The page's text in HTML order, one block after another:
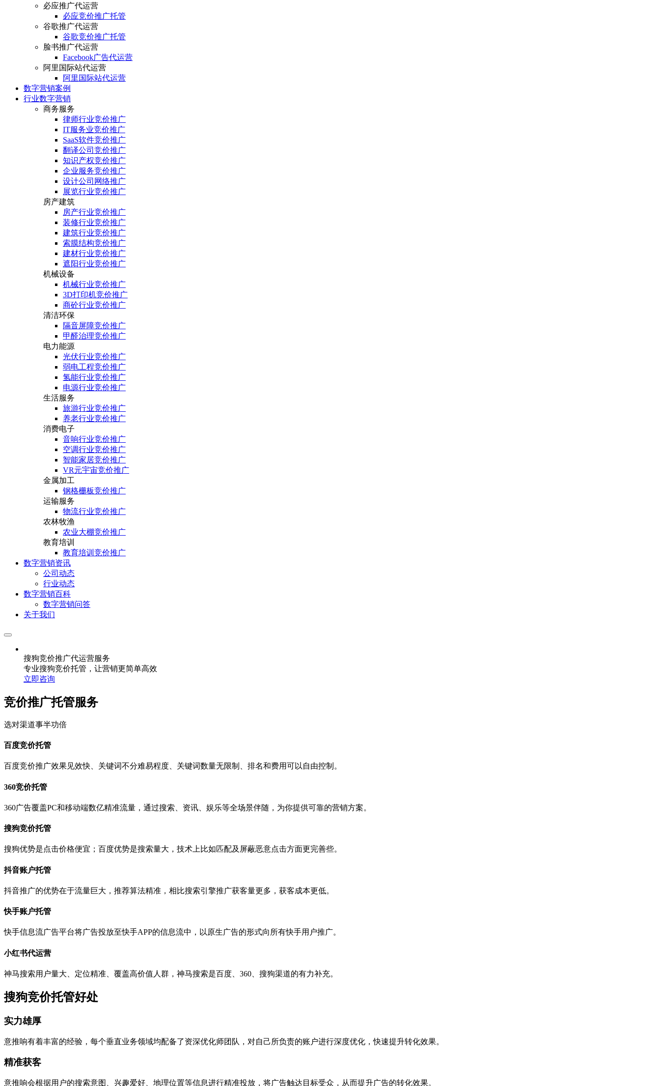
必应推广代运营
必应竞价推广托管
谷歌推广代运营
谷歌竞价推广托管
脸书推广代运营
Facebook广告代运营
阿里国际站代运营
阿里国际站代运营
数字营销案例
行业数字营销
商务服务
律师行业竞价推广
IT服务业竞价推广
SaaS软件竞价推广
翻译公司竞价推广
知识产权竞价推广
企业服务竞价推广
设计公司网络推广
展览行业竞价推广
房产建筑
房产行业竞价推广
装修行业竞价推广
建筑行业竞价推广
索膜结构竞价推广
建材行业竞价推广
遮阳行业竞价推广
机械设备
机械行业竞价推广
3D打印机竞价推广
商砼行业竞价推广
清洁环保
隔音屏障竞价推广
甲醛治理竞价推广
电力能源
光伏行业竞价推广
弱电工程竞价推广
氢能行业竞价推广
电源行业竞价推广
生活服务
旅游行业竞价推广
养老行业竞价推广
消费电子
音响行业竞价推广
空调行业竞价推广
智能家居竞价推广
VR元宇宙竞价推广
金属加工
钢格栅板竞价推广
运输服务
物流行业竞价推广
农林牧渔
农业大棚竞价推广
教育培训
教育培训竞价推广
数字营销资讯
公司动态
行业动态
数字营销百科
数字营销问答
关于我们
搜狗竞价推广代运营服务
专业搜狗竞价托管，让营销更简单高效
立即咨询
竞价推广托管服务
选对渠道事半功倍
百度竞价托管
百度竞价推广效果见效快、关键词不分难易程度、关键词数量无限制、排名和费用可以自由控制。
360竞价托管
360广告覆盖PC和移动端数亿精准流量，通过搜索、资讯、娱乐等全场景伴随，为你提供可靠的营销方案。
搜狗竞价托管
搜狗优势是点击价格便宜；百度优势是搜索量大，技术上比如匹配及屏蔽恶意点击方面更完善些。
抖音账户托管
抖音推广的优势在于流量巨大，推荐算法精准，相比搜索引擎推广获客量更多，获客成本更低。
快手账户托管
快手信息流广告平台将广告投放至快手APP的信息流中，以原生广告的形式向所有快手用户推广。
小红书代运营
神马搜索用户量大、定位精准、覆盖高价值人群，神马搜索是百度、360、搜狗渠道的有力补充。
搜狗竞价托管好处
实力雄厚
意推响有着丰富的经验，每个垂直业务领域均配备了资深优化师团队，对自己所负责的账户进行深度优化，快速提升转化效果。
精准获客
意推响会根据用户的搜索意图、兴趣爱好、地理位置等信息进行精准投放，将广告触达目标受众，从而提升广告的转化效果。